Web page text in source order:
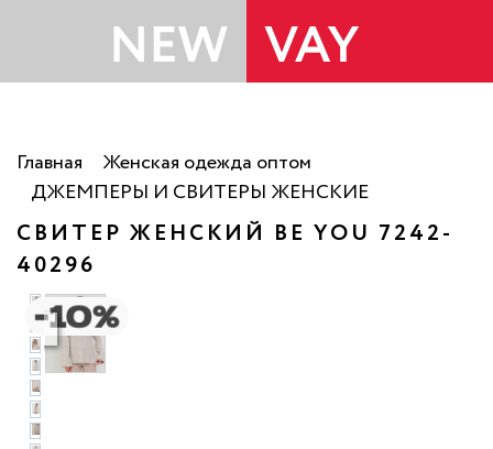
Главная
Женская одежда оптом
ДЖЕМПЕРЫ И СВИТЕРЫ ЖЕНСКИЕ
СВИТЕР ЖЕНСКИЙ BE YOU 7242-
40296